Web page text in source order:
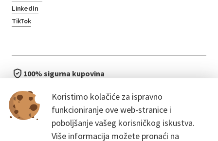
Koristimo kolačiće za ispravno
funkcioniranje ove web-stranice i
poboljšanje vašeg korisničkog iskustva.
Više informacija možete pronaći na
LinkedIn
TikTok
100% sigurna kupovina
bez čekanja u redu